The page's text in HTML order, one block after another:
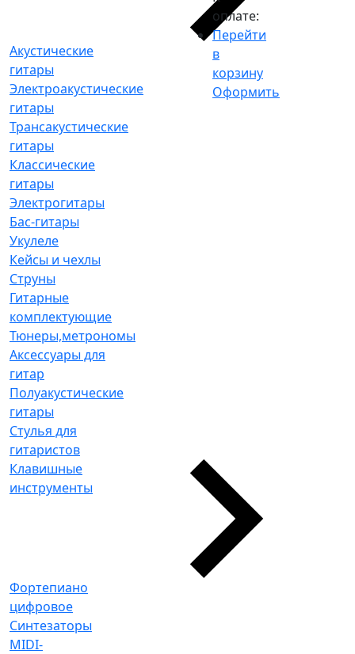
Акустические
гитары
Электроакустические
гитары
Трансакустические
гитары
Классические
гитары
Электрогитары
Бас-гитары
Укулеле
Кейсы и чехлы
Струны
Гитарные
комплектующие
Тюнеры,метрономы
Аксессуары для
гитар
Полуакустические
гитары
Стулья для
гитаристов
Клавишные
инструменты
Фортепиано
цифровое
Синтезаторы
MIDI-
оплате:
Перейти
в
корзину
Оформить